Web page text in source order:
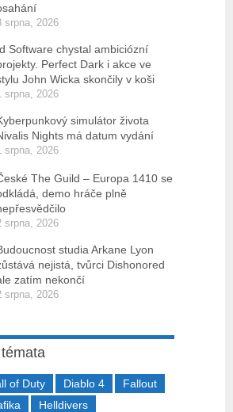
srpna, 2026
Software chystal ambiciózní
Perfect Dark i akce ve
John Wicka skončily v koši
srpna, 2026
simulátor života
Nights má datum vydání
srpna, 2026
The Guild – Europa 1410 se
demo hráče plně
srpna, 2026
studia Arkane Lyon
nejistá, tvůrci Dishonored
zatím nekončí
srpna, 2026
of Duty Diablo 4
Fallout
Helldivers